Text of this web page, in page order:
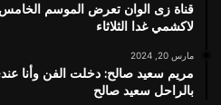
قناة زى الوان تعرض الموسم
لاكشمي غدا الثلاثاء
مارس 20, 2024
بالراحل سعيد صالح